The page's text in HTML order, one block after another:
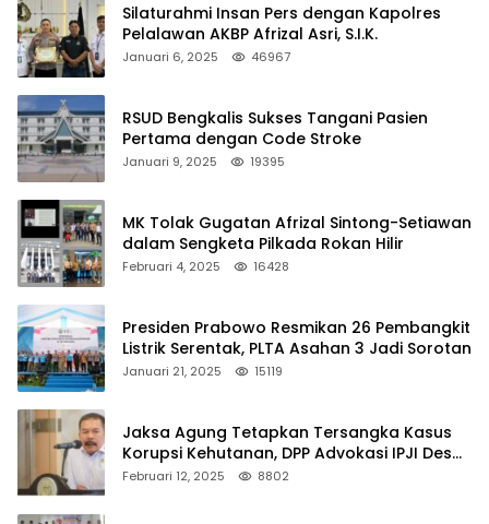
Silaturahmi Insan Pers dengan Kapolres
Pelalawan AKBP Afrizal Asri, S.I.K.
Januari 6, 2025 46967
RSUD Bengkalis Sukses Tangani Pasien
Pertama dengan Code Stroke
Januari 9, 2025 19395
MK Tolak Gugatan Afrizal Sintong-Setiawan
dalam Sengketa Pilkada Rokan Hilir
Februari 4, 2025 16428
Presiden Prabowo Resmikan 26 Pembangkit
Listrik Serentak, PLTA Asahan 3 Jadi Sorotan
Januari 21, 2025 15119
Jaksa Agung Tetapkan Tersangka Kasus
Korupsi Kehutanan, DPP Advokasi IPJI Desak
Pengusutan Pajak RAPP
Februari 12, 2025 8802